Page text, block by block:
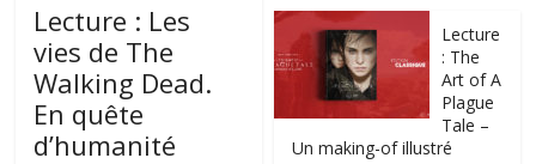
Lecture : Les
vies de The
Walking Dead.
En quête
d’humanité
Lecture
: The
Art of A
Plague
Tale –
Un making-of illustré